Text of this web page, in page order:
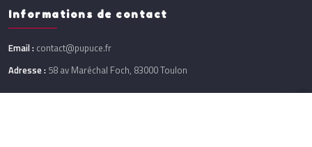
Informations de contact
Email : contact@pupuce.fr
Adresse : 58 av Maréchal Foch, 83000 Toulon